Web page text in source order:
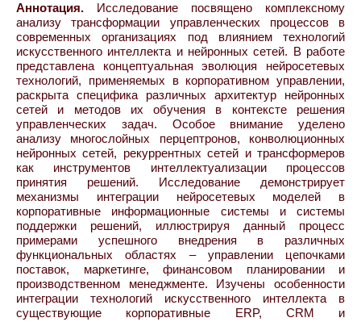
Аннотация. Исследование посвящено комплексному
анализу трансформации управленческих процессов в
современных организациях под влиянием технологий
искусственного интеллекта и нейронных сетей. В работе
представлена концептуальная эволюция нейросетевых
технологий, применяемых в корпоративном управлении,
раскрыта специфика различных архитектур нейронных
сетей и методов их обучения в контексте решения
управленческих задач. Особое внимание уделено
анализу многослойных перцептронов, конволюционных
нейронных сетей, рекуррентных сетей и трансформеров
как инструментов интеллектуализации процессов
принятия решений. Исследование демонстрирует
механизмы интеграции нейросетевых моделей в
корпоративные информационные системы и системы
поддержки решений, иллюстрируя данный процесс
примерами успешного внедрения в различных
функциональных областях – управлении цепочками
поставок, маркетинге, финансовом планировании и
производственном менеджменте. Изучены особенности
интеграции технологий искусственного интеллекта в
существующие корпоративные ERP, CRM и